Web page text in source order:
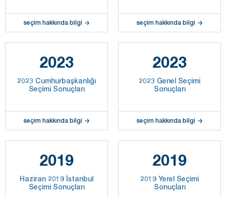
seçim hakkında bilgi seçim hakkında bilgi
2023
2023 Cumhurbaşkanlığı
Seçimi Sonuçları
seçim hakkında bilgi
2023
2023 Genel Seçimi
Sonuçları
seçim hakkında bilgi
2019
Haziran 2019 İstanbul
Seçimi Sonuçları
2019
2019 Yerel Seçimi
Sonuçları